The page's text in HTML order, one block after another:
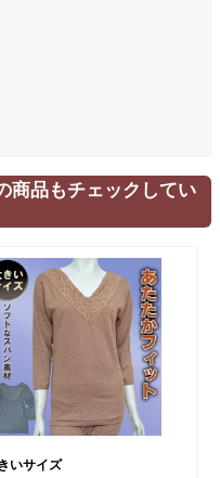
商品もチェックしてい
いサイズ